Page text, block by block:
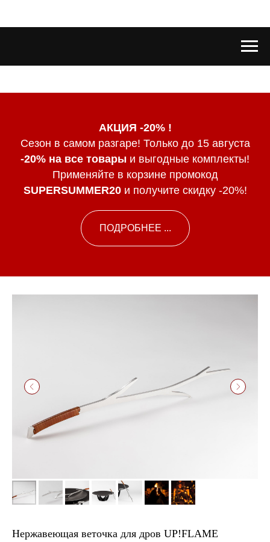
АКЦИЯ -20% !
Сезон в самом разгаре! Только до 15 августа
-20% на все товары и выгодные комплекты!
Применяйте в корзине промокод
SUPERSUMMER20и получите скидку -20%!
ПОДРОБНЕЕ ...
Нержавеющая веточка для дров UP!FLAME